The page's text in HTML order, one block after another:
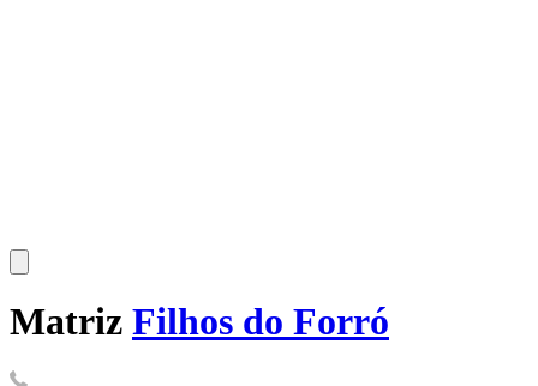
Matriz Filhos do Forró